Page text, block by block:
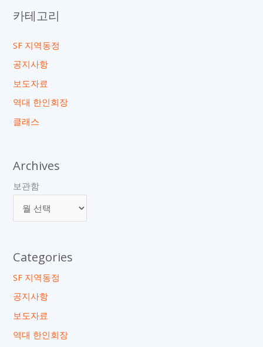
카테고리
SF 지역동정
공지사항
보도자료
역대 한인회장
클래스
Archives
보관함
Categories
SF 지역동정
공지사항
보도자료
역대 한인회장